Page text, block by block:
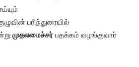
பரிந்துரையில்
முதலமைச்சர் பதக்கம் வழங்குவார்